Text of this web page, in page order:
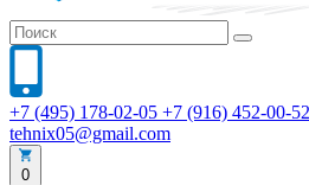
+7 (495) 178-02-05 +7 (916) 452-00-52
tehnix05@gmail.com
0